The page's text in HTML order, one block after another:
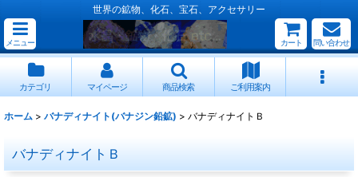
世界の鉱物、化石、宝石、アクセサリー
メニュー カート 問い合わせ
カテゴリ マイページ 商品検索 ご利用案内
ホーム > バナディナイト(バナジン鉛鉱) > バナディナイトＢ
バナディナイトＢ